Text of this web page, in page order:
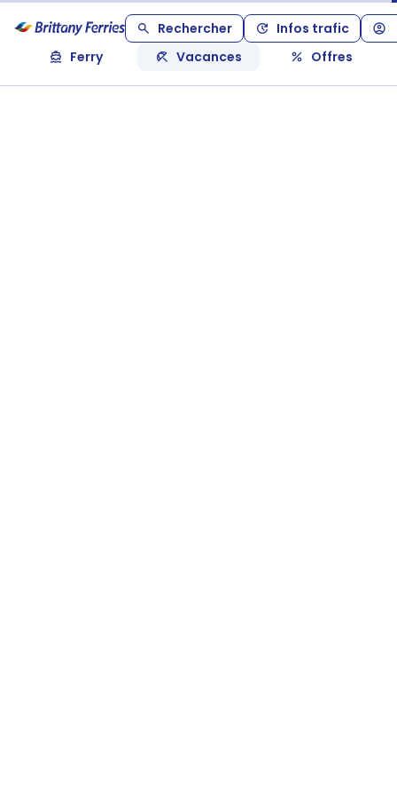
Rechercher
Infos trafic
Ferry
Vacances Offres